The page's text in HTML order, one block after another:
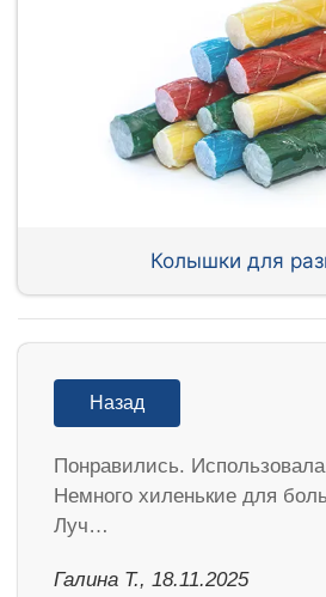
Колышки для
Назад
Понравились.
Немного хиленькие для
Луч…
Галина Т., 18.11.2025